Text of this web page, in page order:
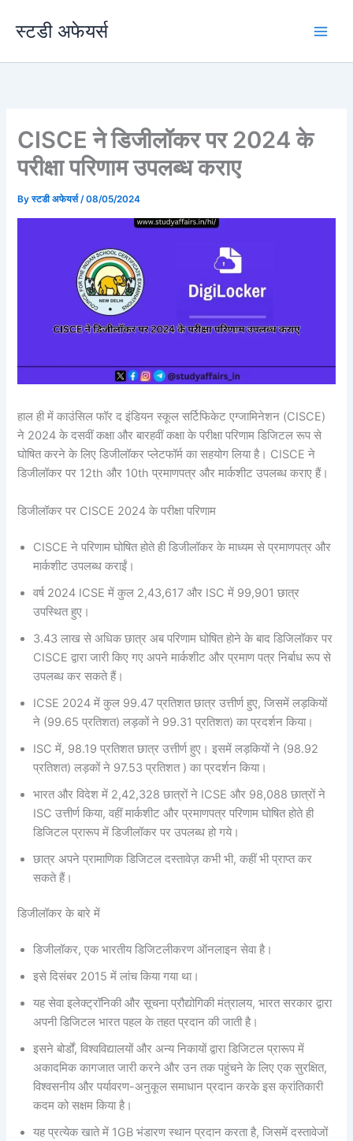
स्टडी अफेयर्स
CISCE ने डिजीलॉकर पर 2024 के
परीक्षा परिणाम उपलब्ध कराए
Byस्टडी अफेयर्स/08/05/2024
हाल ही में काउंसिल फॉर द इंडियन स्कूल सर्टिफिकेट एग्जामिनेशन (CISCE)
ने 2024 के दसवीं कक्षा और बारहवीं कक्षा के परीक्षा परिणाम डिजिटल रूप से
घोषित करने के लिए डिजीलॉकर प्लेटफॉर्म का सहयोग लिया है। CISCE ने
डिजीलॉकर पर 12th और 10th प्रमाणपत्र और मार्कशीट उपलब्ध कराए हैं।
डिजीलॉकर पर CISCE 2024 के परीक्षा परिणाम
CISCE ने परिणाम घोषित होते ही डिजीलॉकर के माध्यम से प्रमाणपत्र और
मार्कशीट उपलब्ध कराईं।
वर्ष 2024 ICSE में कुल 2,43,617 और ISC में 99,901 छात्र
उपस्थित हुए।
3.43 लाख से अधिक छात्र अब परिणाम घोषित होने के बाद डिजिलॉकर पर
CISCE द्वारा जारी किए गए अपने मार्कशीट और प्रमाण पत्र निर्बाध रूप से
उपलब्ध कर सकते हैं।
ICSE 2024 में कुल 99.47 प्रतिशत छात्र उत्तीर्ण हुए, जिसमें लड़कियों
ने (99.65 प्रतिशत) लड़कों ने 99.31 प्रतिशत) का प्रदर्शन किया।
ISC में, 98.19 प्रतिशत छात्र उत्तीर्ण हुए। इसमें लड़कियों ने (98.92
प्रतिशत) लड़कों ने 97.53 प्रतिशत ) का प्रदर्शन किया।
भारत और विदेश में 2,42,328 छात्रों ने ICSE और 98,088 छात्रों ने
ISC उत्तीर्ण किया, वहीं मार्कशीट और प्रमाणपत्र परिणाम घोषित होते ही
डिजिटल प्रारूप में डिजीलॉकर पर उपलब्ध हो गये।
छात्र अपने प्रामाणिक डिजिटल दस्तावेज़ कभी भी, कहीं भी प्राप्त कर
सकते हैं।
डिजीलॉकर के बारे में
डिजीलॉकर, एक भारतीय डिजिटलीकरण ऑनलाइन सेवा है।
इसे दिसंबर 2015 में लांच किया गया था।
यह सेवा इलेक्ट्रॉनिकी और सूचना प्रौद्योगिकी मंत्रालय, भारत सरकार द्वारा
अपनी डिजिटल भारत पहल के तहत प्रदान की जाती है।
इसने बोर्डों, विश्वविद्यालयों और अन्य निकायों द्वारा डिजिटल प्रारूप में
अकादमिक कागजात जारी करने और उन तक पहुंचने के लिए एक सुरक्षित,
विश्वसनीय और पर्यावरण-अनुकूल समाधान प्रदान करके इस क्रांतिकारी
कदम को सक्षम किया है।
यह प्रत्येक खाते में 1GB भंडारण स्थान प्रदान करता है, जिसमें दस्तावेजों